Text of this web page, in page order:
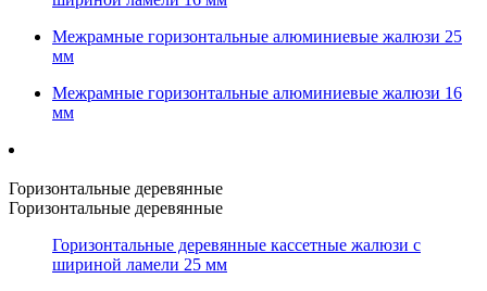
Межрамные горизонтальные алюминиевые жалюзи 25
мм
Межрамные горизонтальные алюминиевые жалюзи 16
мм
Горизонтальные деревянные
Горизонтальные деревянные
Горизонтальные деревянные кассетные жалюзи с
шириной ламели 25 мм